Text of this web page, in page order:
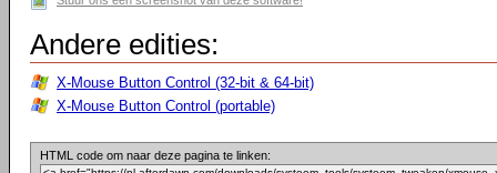
Andere edities:
X-Mouse Button Control (32-bit & 64-bit)
X-Mouse Button Control (portable)
HTML code om naar deze pagina te linken: